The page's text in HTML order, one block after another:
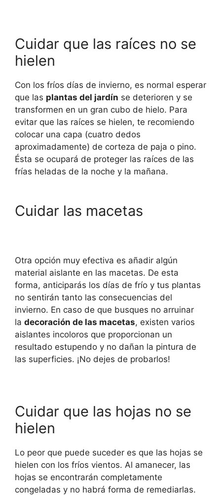
Cuidar que las raíces no se
hielen
Con los fríos días de invierno, es normal esperar
que las plantas del jardín se deterioren y se
transformen en un gran cubo de hielo. Para
evitar que las raíces se hielen, te recomiendo
colocar una capa (cuatro dedos
aproximadamente) de corteza de paja o pino.
Ésta se ocupará de proteger las raíces de las
frías heladas de la noche y la mañana.
Cuidar las macetas
Otra opción muy efectiva es añadir algún
material aislante en las macetas. De esta
forma, anticiparás los días de frío y tus plantas
no sentirán tanto las consecuencias del
invierno. En caso de que busques no arruinar
la decoración de las macetas, existen varios
aislantes incoloros que proporcionan un
resultado estupendo y no dañan la pintura de
las superficies. ¡No dejes de probarlos!
Cuidar que las hojas no se
hielen
Lo peor que puede suceder es que las hojas se
hielen con los fríos vientos. Al amanecer, las
hojas se encontrarán completamente
congeladas y no habrá forma de remediarlas.